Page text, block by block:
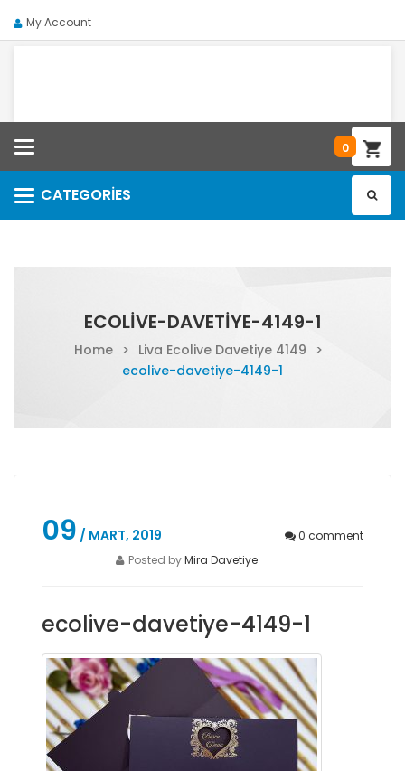
My Account
0
CATEGORIES
Categories
ECOLIVE-DAVETIYE-4149-1
Home > Liva Ecolive Davetiye 4149
>
ecolive-davetiye-4149-1
09 / MART, 2019 0 comment
Posted byMira Davetiye
ecolive-davetiye-4149-1